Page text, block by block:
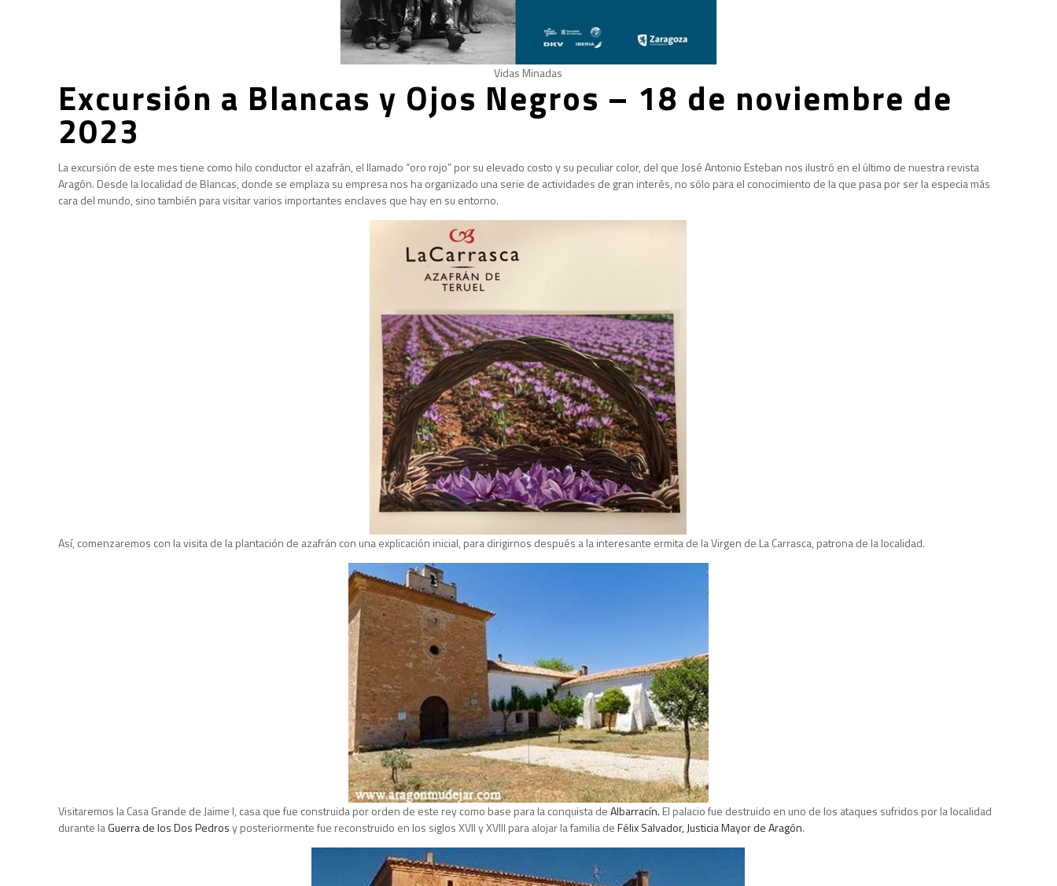
Vidas Minadas
Excursión a Blancas y Ojos Negros – 18 de noviembre de
2023
La excursión de este mes tiene como hilo conductor el azafrán, el llamado “oro rojo” por su elevado costo y su peculiar color, del que José Antonio Esteban nos ilustró en el último de nuestra revista
Aragón. Desde la localidad de Blancas, donde se emplaza su empresa nos ha organizado una serie de actividades de gran interés, no sólo para el conocimiento de la que pasa por ser la especia más
cara del mundo, sino también para visitar varios importantes enclaves que hay en su entorno.
Así, comenzaremos con la visita de la plantación de azafrán con una explicación inicial, para dirigirnos después a la interesante ermita de la Virgen de La Carrasca, patrona de la localidad.
Visitaremos la Casa Grande de Jaime I, casa que fue construida por orden de este rey como base para la conquista deAlbarracín. El palacio fue destruido en uno de los ataques sufridos por la localidad
durante laGuerra de los Dos Pedrosy posteriormente fue reconstruido en los siglos XVII y XVIII para alojar la familia deFélix Salvador,Justicia Mayor de Aragón.